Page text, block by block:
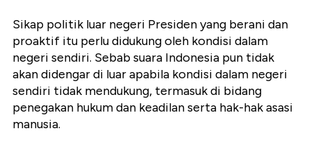
Sikap politik luar negeri Presiden yang berani dan
proaktif itu perlu didukung oleh kondisi dalam
negeri sendiri. Sebab suara Indonesia pun tidak
akan didengar di luar apabila kondisi dalam negeri
sendiri tidak mendukung, termasuk di bidang
penegakan hukum dan keadilan serta hak-hak asasi
manusia.